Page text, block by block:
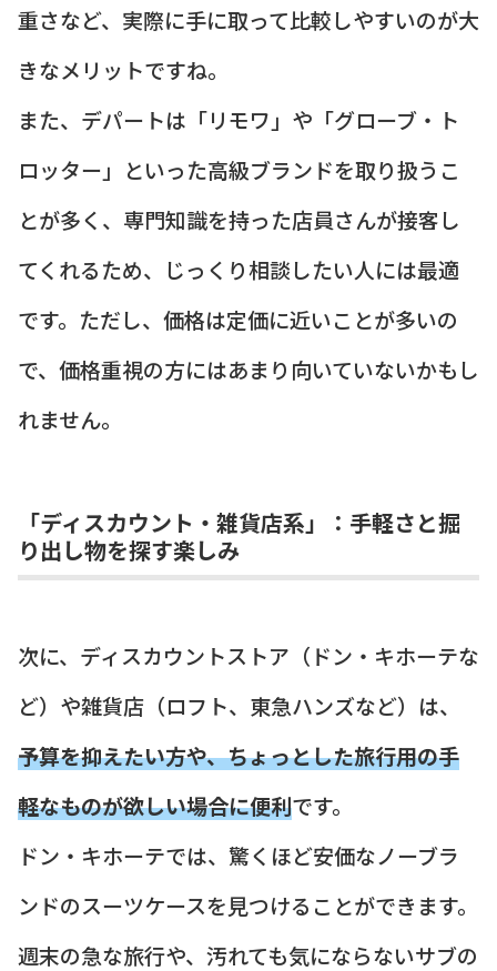
重さなど、実際に手に取って比較しやすいのが大
きなメリットですね。
また、デパートは「リモワ」や「グローブ・ト
ロッター」といった高級ブランドを取り扱うこ
とが多く、専門知識を持った店員さんが接客し
てくれるため、じっくり相談したい人には最適
です。ただし、価格は定価に近いことが多いの
で、価格重視の方にはあまり向いていないかもし
れません。
「ディスカウント・雑貨店系」：手軽さと掘
り出し物を探す楽しみ
次に、ディスカウントストア（ドン・キホーテな
ど）や雑貨店（ロフト、東急ハンズなど）は、
予算を抑えたい方や、ちょっとした旅行用の手
軽なものが欲しい場合に便利です。
ドン・キホーテでは、驚くほど安価なノーブラ
ンドのスーツケースを見つけることができます。
週末の急な旅行や、汚れても気にならないサブの